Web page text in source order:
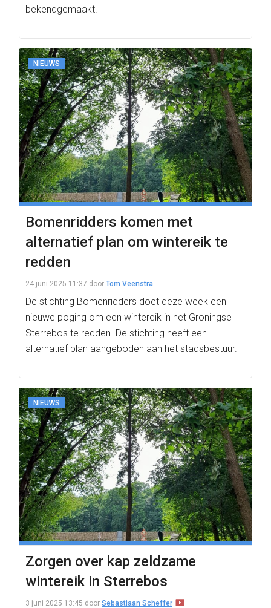
bekendgemaakt.
NIEUWS
Bomenridders komen met
alternatief plan om wintereik te
redden
24 juni 2025 11:37 door Tom Veenstra
De stichting Bomenridders doet deze week een
nieuwe poging om een wintereik in het Groningse
Sterrebos te redden. De stichting heeft een
alternatief plan aangeboden aan het stadsbestuur.
NIEUWS
Zorgen over kap zeldzame
wintereik in Sterrebos
3 juni 2025 13:45 door Sebastiaan Scheffer